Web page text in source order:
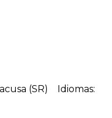
(SR) Idiomas: